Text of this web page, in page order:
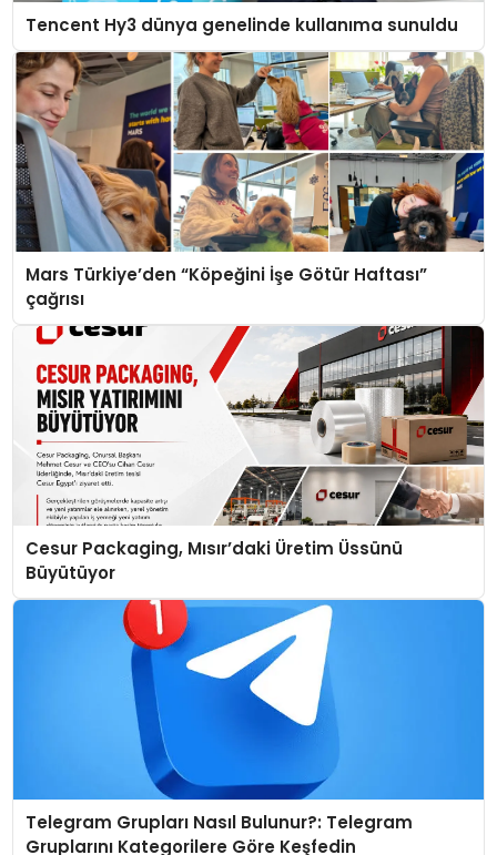
Tencent Hy3 dünya genelinde kullanıma sunuldu
Mars Türkiye’den “Köpeğini İşe Götür Haftası”
çağrısı
Cesur Packaging, Mısır’daki Üretim Üssünü
Büyütüyor
Telegram Grupları Nasıl Bulunur?: Telegram
Gruplarını Kategorilere Göre Keşfedin